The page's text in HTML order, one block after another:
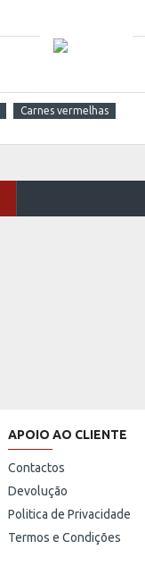
Carnes vermelhas
APOIO AO CLIENTE
Contactos
Devolução
Politica de Privacidade
Termos e Condições